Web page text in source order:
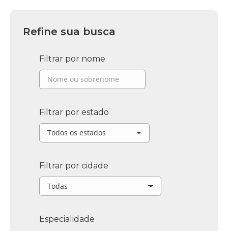
Refine sua busca
Filtrar por nome
Filtrar por estado
Filtrar por cidade
Especialidade